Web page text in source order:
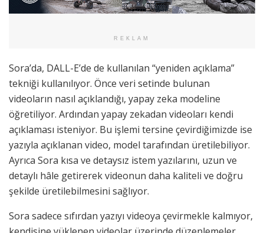
REKLAM
Sora’da, DALL-E’de de kullanılan “yeniden açıklama”
tekniği kullanılıyor. Önce veri setinde bulunan
videoların nasıl açıklandığı, yapay zeka modeline
öğretiliyor. Ardından yapay zekadan videoları kendi
açıklaması isteniyor. Bu işlemi tersine çevirdiğimizde ise
yazıyla açıklanan video, model tarafından üretilebiliyor.
Ayrıca Sora kısa ve detaysız istem yazılarını, uzun ve
detaylı hâle getirerek videonun daha kaliteli ve doğru
şekilde üretilebilmesini sağlıyor.
Sora sadece sıfırdan yazıyı videoya çevirmekle kalmıyor,